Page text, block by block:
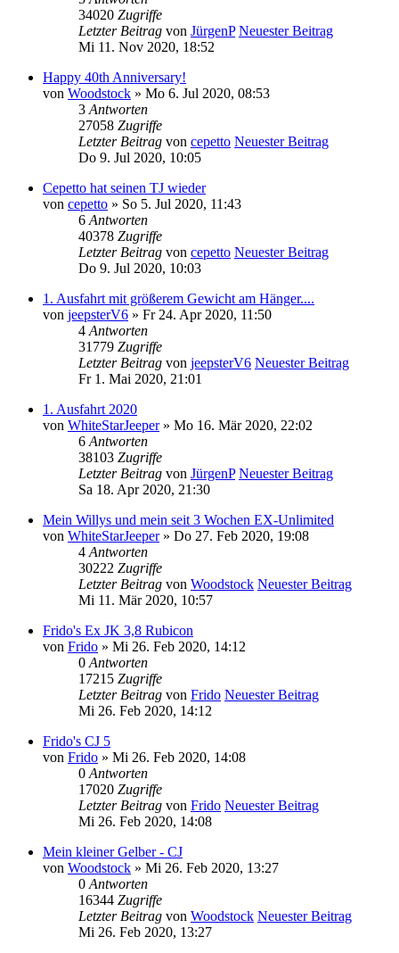
34020 Zugriffe
Letzter Beitrag von JürgenP Neuester Beitrag
Mi 11. Nov 2020, 18:52
Happy 40th Anniversary!
von Woodstock » Mo 6. Jul 2020, 08:53
3 Antworten
27058 Zugriffe
Letzter Beitrag von cepetto Neuester Beitrag
Do 9. Jul 2020, 10:05
Cepetto hat seinen TJ wieder
von cepetto » So 5. Jul 2020, 11:43
6 Antworten
40378 Zugriffe
Letzter Beitrag von cepetto Neuester Beitrag
Do 9. Jul 2020, 10:03
1. Ausfahrt mit größerem Gewicht am Hänger....
von jeepsterV6 » Fr 24. Apr 2020, 11:50
4 Antworten
31779 Zugriffe
Letzter Beitrag von jeepsterV6 Neuester Beitrag
Fr 1. Mai 2020, 21:01
1. Ausfahrt 2020
von WhiteStarJeeper» Mo 16. Mär 2020, 22:02
6 Antworten
38103 Zugriffe
Letzter Beitrag von JürgenP Neuester Beitrag
Sa 18. Apr 2020, 21:30
Mein Willys und mein seit 3 Wochen EX-Unlimited
von WhiteStarJeeper» Do 27. Feb 2020, 19:08
4 Antworten
30222 Zugriffe
Letzter Beitrag von Woodstock Neuester Beitrag
Mi 11. Mär 2020, 10:57
Frido's Ex JK 3,8 Rubicon
von Frido » Mi 26. Feb 2020, 14:12
0 Antworten
17215 Zugriffe
Letzter Beitrag von Frido Neuester Beitrag
Mi 26. Feb 2020, 14:12
Frido's CJ 5
von Frido » Mi 26. Feb 2020, 14:08
0 Antworten
17020 Zugriffe
Letzter Beitrag von Frido Neuester Beitrag
Mi 26. Feb 2020, 14:08
Mein kleiner Gelber - CJ
von Woodstock » Mi 26. Feb 2020, 13:27
0 Antworten
16344 Zugriffe
Letzter Beitrag von Woodstock Neuester Beitrag
Mi 26. Feb 2020, 13:27